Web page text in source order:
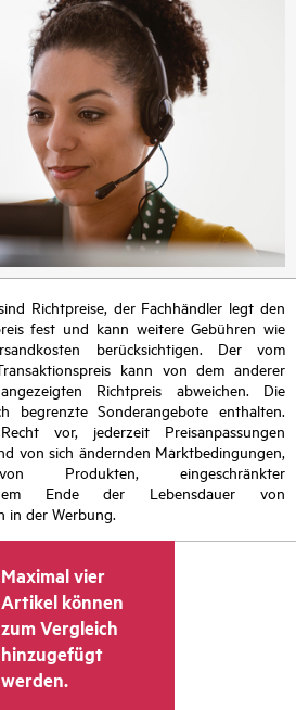
Richtpreise, der Fachhändler legt den
fest und kann weitere Gebühren wie
berücksichtigen. Der vom
kann von dem anderer
Richtpreis abweichen. Die
begrenzte Sonderangebote enthalten.
vor, jederzeit Preisanpassungen
von sich ändernden Marktbedingungen,
Produkten, eingeschränkter
dem Ende der Lebensdauer von
in der Werbung.
Maximal vier
Artikel können
zum Vergleich
hinzugefügt
werden.